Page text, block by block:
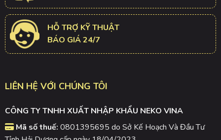
HỖ TRỢ KỸ THUẬT
BÁO GIÁ 24/7
LIÊN HỆ VỚI CHÚNG TÔI
CÔNG TY TNHH XUẤT NHẬP KHẨU NEKO VINA
Mã số thuế: 0801395695 do Sở Kế Hoạch Và Đầu Tư